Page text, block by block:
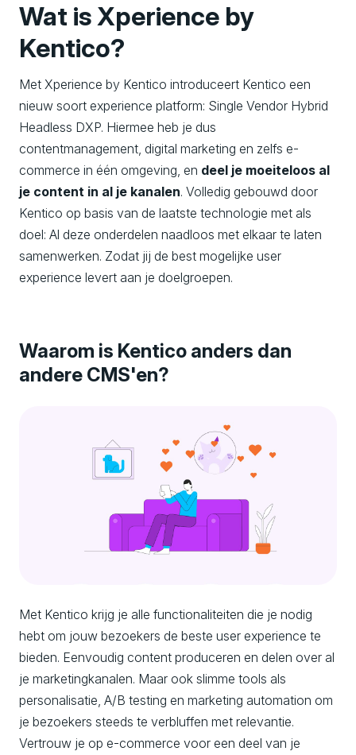
Wat is Xperience by
Kentico?
Met Xperience by Kentico introduceert Kentico een
nieuw soort experience platform: Single Vendor Hybrid
Headless DXP. Hiermee heb je dus
contentmanagement, digital marketing en zelfs e-
commerce in één omgeving, en deel je moeiteloos al
je content in al je kanalen. Volledig gebouwd door
Kentico op basis van de laatste technologie met als
doel: Al deze onderdelen naadloos met elkaar te laten
samenwerken. Zodat jij de best mogelijke user
experience levert aan je doelgroepen.
Waarom is Kentico anders dan
andere CMS'en?
Met Kentico krijg je alle functionaliteiten die je nodig
hebt om jouw bezoekers de beste user experience te
bieden. Eenvoudig content produceren en delen over al
je marketingkanalen. Maar ook slimme tools als
personalisatie, A/B testing en marketing automation om
je bezoekers steeds te verbluffen met relevantie.
Vertrouw je op e-commerce voor een deel van je